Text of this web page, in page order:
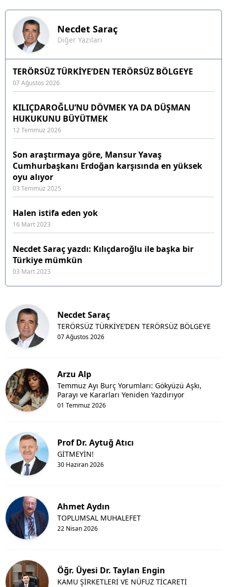
Necdet Saraç
Diğer Yazıları
TERÖRSÜZ TÜRKİYE’DEN TERÖRSÜZ BÖLGEYE
07 Ağustos 2026
KILIÇDAROĞLU’NU DÖVMEK YA DA DÜŞMAN
HUKUKUNU BÜYÜTMEK
12 Temmuz 2026
Son araştırmaya göre, Mansur Yavaş
Cumhurbaşkanı Erdoğan karşısında en yüksek
oyu alıyor
03 Temmuz 2025
Halen istifa eden yok
16 Mart 2023
Necdet Saraç yazdı: Kılıçdaroğlu ile başka bir
Türkiye mümkün
03 Mart 2023
Necdet Saraç
07 Ağustos 2026
TERÖRSÜZ TÜRKİYE’DEN TERÖRSÜZ BÖLGEYE
Arzu Alp
01 Temmuz 2026
Temmuz Ayı Burç Yorumları: Gökyüzü Aşkı,
Parayı ve Kararları Yeniden Yazdırıyor
Prof Dr. Aytuğ Atıcı
30 Haziran 2026
GİTMEYİN!
Ahmet Aydın
22 Nisan 2026
TOPLUMSAL MUHALEFET
Öğr. Üyesi Dr. Taylan Engin
KAMU ŞİRKETLERİ VE NÜFUZ TİCARETİ